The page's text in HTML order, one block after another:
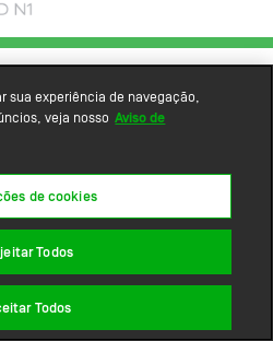
sua experiência de navegação,
veja nosso Aviso de
de cookies
Todos
Todos